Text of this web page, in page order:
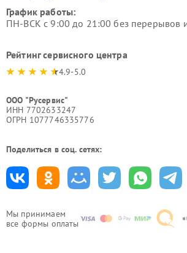
Мы принимаем
все формы оплаты
График работы:
ПН-ВСК с 9:00 до 21:00 без перерывов
Рейтинг сервисного центра
4.9-5.0
ООО "Русервис"
ИНН 7702633247
ОГРН 1077746335776
Поделиться в соц. сетях: